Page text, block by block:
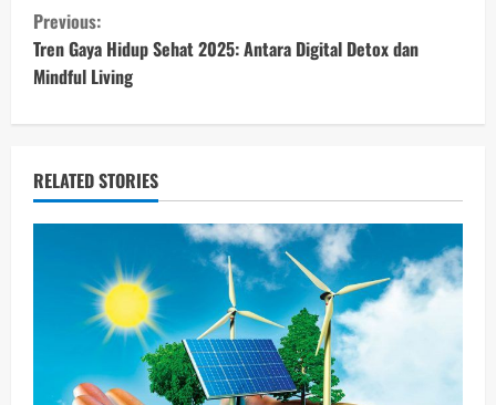
C
o
i
Previous:
Tren Gaya Hidup Sehat 2025: Antara Digital Detox dan
Mindful Living
RELATED STORIES